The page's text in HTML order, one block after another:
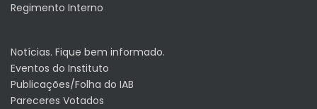
Regimento Interno
Notícias. Fique bem informado.
Eventos do Instituto
Publicações/Folha do IAB
Pareceres Votados